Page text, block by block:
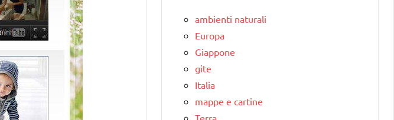
ambienti naturali
Europa
Giappone
gite
Italia
mappe e cartine
Terra